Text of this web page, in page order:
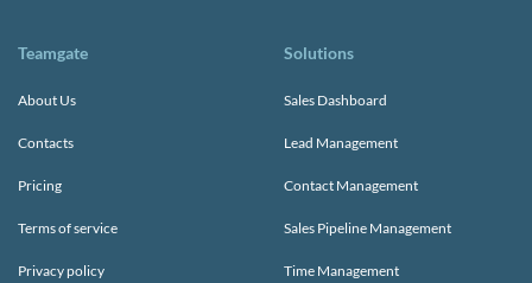
Teamgate
About Us
Contacts
Pricing
Terms of service
Privacy policy
Solutions
Sales Dashboard
Lead Management
Contact Management
Sales Pipeline Management
Time Management